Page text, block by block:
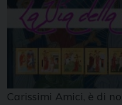
Carissimi Amici, è di